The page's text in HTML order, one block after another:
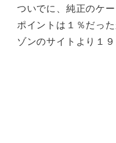
ついでに、純正のケ
ポイントは１％だっ
ゾンのサイトより１９